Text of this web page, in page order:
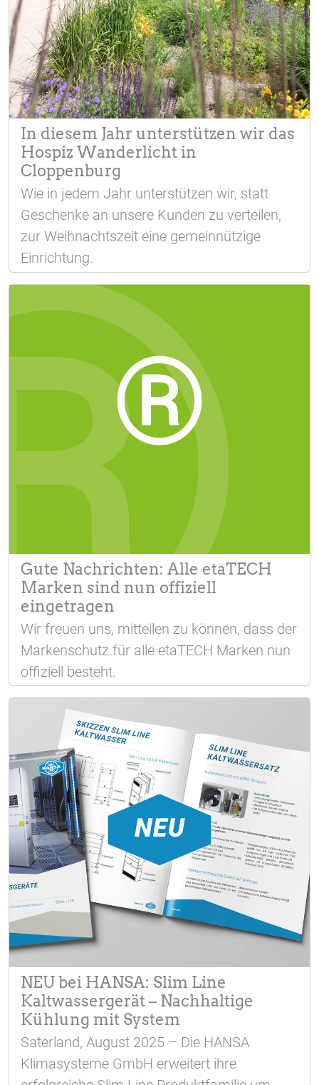
In diesem Jahr unterstützen wir das
Hospiz Wanderlicht in
Cloppenburg
Wie in jedem Jahr unterstützen wir, statt
Geschenke an unsere Kunden zu verteilen,
zur Weihnachtszeit eine gemeinnützige
Einrichtung.
Gute Nachrichten: Alle etaTECH
Marken sind nun offiziell
eingetragen
Wir freuen uns, mitteilen zu können, dass der
Markenschutz für alle etaTECH Marken nun
offiziell besteht.
NEU bei HANSA: Slim Line
Kaltwassergerät – Nachhaltige
Kühlung mit System
Saterland, August 2025 – Die HANSA
Klimasysteme GmbH erweitert ihre